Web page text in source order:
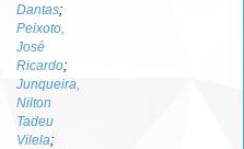
Dantas;
Peixoto,
José
Ricardo;
Junqueira,
Nilton
Tadeu
Vilela;